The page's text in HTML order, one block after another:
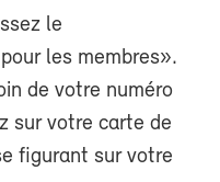
le
les membres».
de votre numéro
sur votre carte de
figurant sur votre